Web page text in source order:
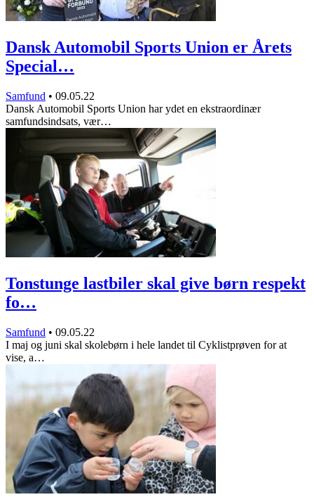
Dansk Automobil Sports Union er Årets
Special…
Samfund • 09.05.22
Dansk Automobil Sports Union har ydet en ekstraordinær
samfundsindsats, vær…
Tonstunge lastbiler skal give børn respekt
fo…
Samfund • 09.05.22
I maj og juni skal skolebørn i hele landet til Cyklistprøven for at
vise, a…